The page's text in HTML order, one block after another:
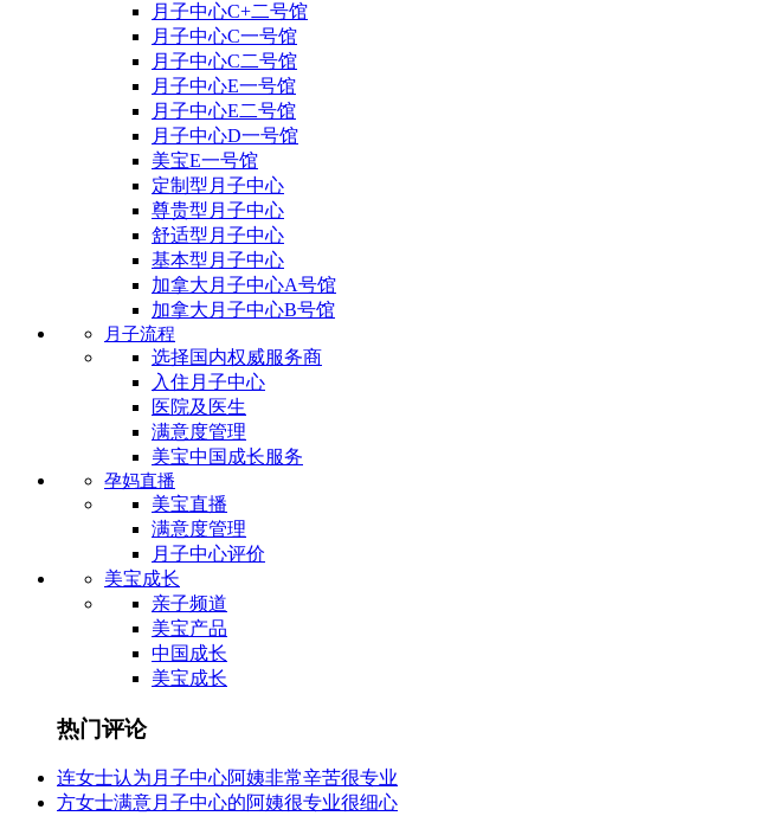
月子中心C+二号馆
月子中心C一号馆
月子中心C二号馆
月子中心E一号馆
月子中心E二号馆
月子中心D一号馆
美宝E一号馆
定制型月子中心
尊贵型月子中心
舒适型月子中心
基本型月子中心
加拿大月子中心A号馆
加拿大月子中心B号馆
月子流程
选择国内权威服务商
入住月子中心
医院及医生
满意度管理
美宝中国成长服务
孕妈直播
美宝直播
满意度管理
月子中心评价
美宝成长
亲子频道
美宝产品
中国成长
美宝成长
热门评论
连女士认为月子中心阿姨非常辛苦很专业
方女士满意月子中心的阿姨很专业很细心